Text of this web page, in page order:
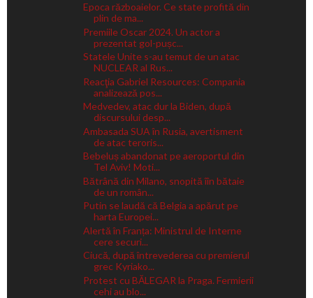
Epoca războaielor. Ce state profită din
plin de ma...
Premiile Oscar 2024. Un actor a
prezentat gol-pușc...
Statele Unite s-au temut de un atac
NUCLEAR al Rus...
Reacţia Gabriel Resources: Compania
analizează pos...
Medvedev, atac dur la Biden, după
discursului desp...
Ambasada SUA în Rusia, avertisment
de atac teroris...
Bebeluș abandonat pe aeroportul din
Tel Aviv! Moti...
Bătrână din Milano, snopită îîn bătaie
de un român...
Putin se laudă că Belgia a apărut pe
harta Europei...
Alertă în Franța: Ministrul de Interne
cere securi...
Ciucă, după întrevederea cu premierul
grec Kyriako...
Protest cu BĂLEGAR la Praga. Fermierii
cehi au blo...